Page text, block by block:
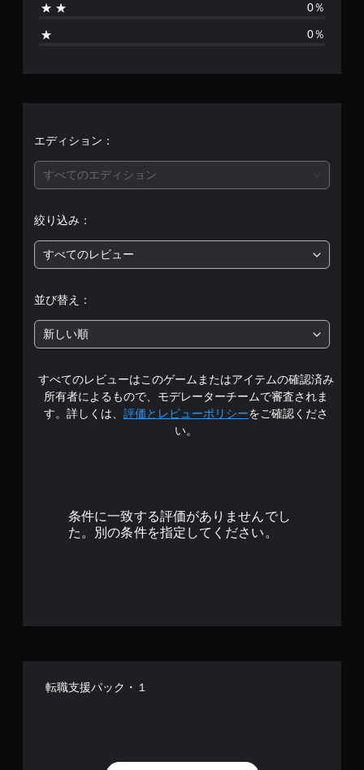
、
段
階
の
1
で
す
0％
0％
エディション：
すべてのエディション
絞り込み：
すべてのレビュー
並び替え：
新しい順
すべてのレビューはこのゲームまたはアイテムの確認済み
所有者によるもので、モデレーターチームで審査されま
す。詳しくは、 評価とレビューポリシーをご確認くださ
い。
条件に一致する評価がありませんでし
た。別の条件を指定してください。
転職支援パック・１